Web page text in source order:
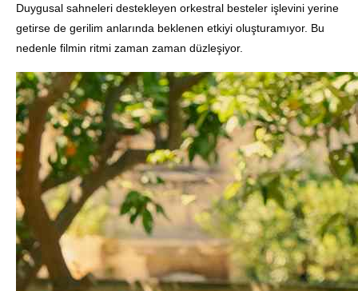
Duygusal sahneleri destekleyen orkestral besteler işlevini yerine
getirse de gerilim anlarında beklenen etkiyi oluşturamıyor. Bu
nedenle filmin ritmi zaman zaman düzleşiyor.